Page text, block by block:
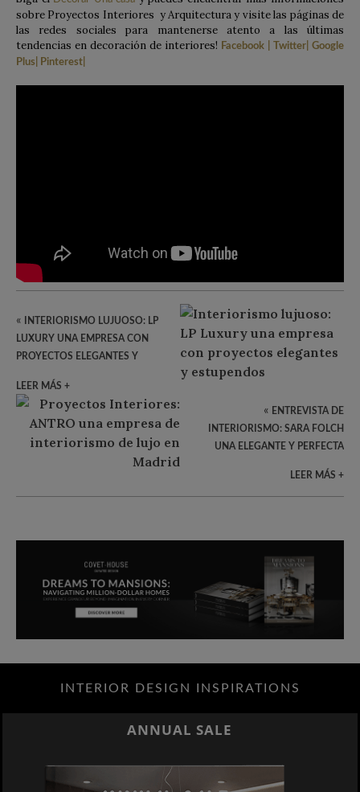
sobre Proyectos Interiores y Arquitectura y visite las páginas de
las redes sociales para mantenerse atento a las últimas
tendencias en decoración de interiores!
Facebook Twitter Google
Plus
Pinterest
«
INTERIORISMO LUJUOSO: LP
LUXURY UNA EMPRESA CON
PROYECTOS ELEGANTES Y
LEER MÁS +
« ENTREVISTA DE
INTERIORISMO: SARA FOLCH
UNA ELEGANTE Y PERFECTA
LEER MÁS +
INTERIOR DESIGN INSPIRATIONS
ANNUAL SALE